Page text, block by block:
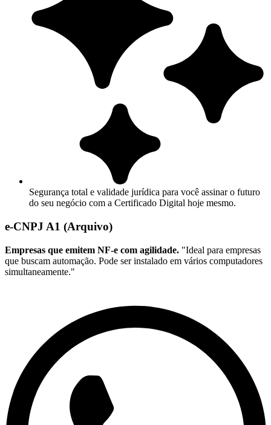
Segurança total e validade jurídica para você assinar o futuro
do seu negócio com a Certificado Digital hoje mesmo.
e-CNPJ A1 (Arquivo)
Empresas que emitem NF-e com agilidade. "Ideal para empresas
que buscam automação. Pode ser instalado em vários computadores
simultaneamente."